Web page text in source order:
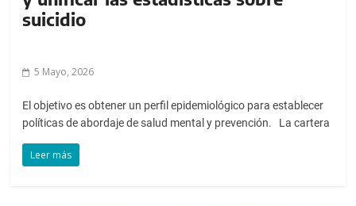
suicidio
5 Mayo, 2026
El objetivo es obtener un perfil epidemiológico para establecer
políticas de abordaje de salud mental y prevención. La cartera
Leer más